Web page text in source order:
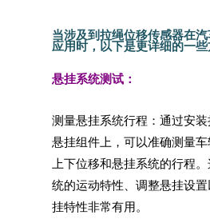
当涉及到拉绳位移传感器在
应用时，以下是更详细的一些
悬挂系统测试：
测量悬挂系统行程：通过安
悬挂组件上，可以准确测量
上下位移和悬挂系统的行程
统的运动特性、调整悬挂设
挂特性非常有用。